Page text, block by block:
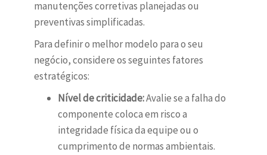
manutenções corretivas planejadas ou
preventivas simplificadas.
Para definir o melhor modelo para o seu
negócio, considere os seguintes fatores
estratégicos:
Nível de criticidade:Avalie se a falha do
componente coloca em risco a
integridade física da equipe ou o
cumprimento de normas ambientais.